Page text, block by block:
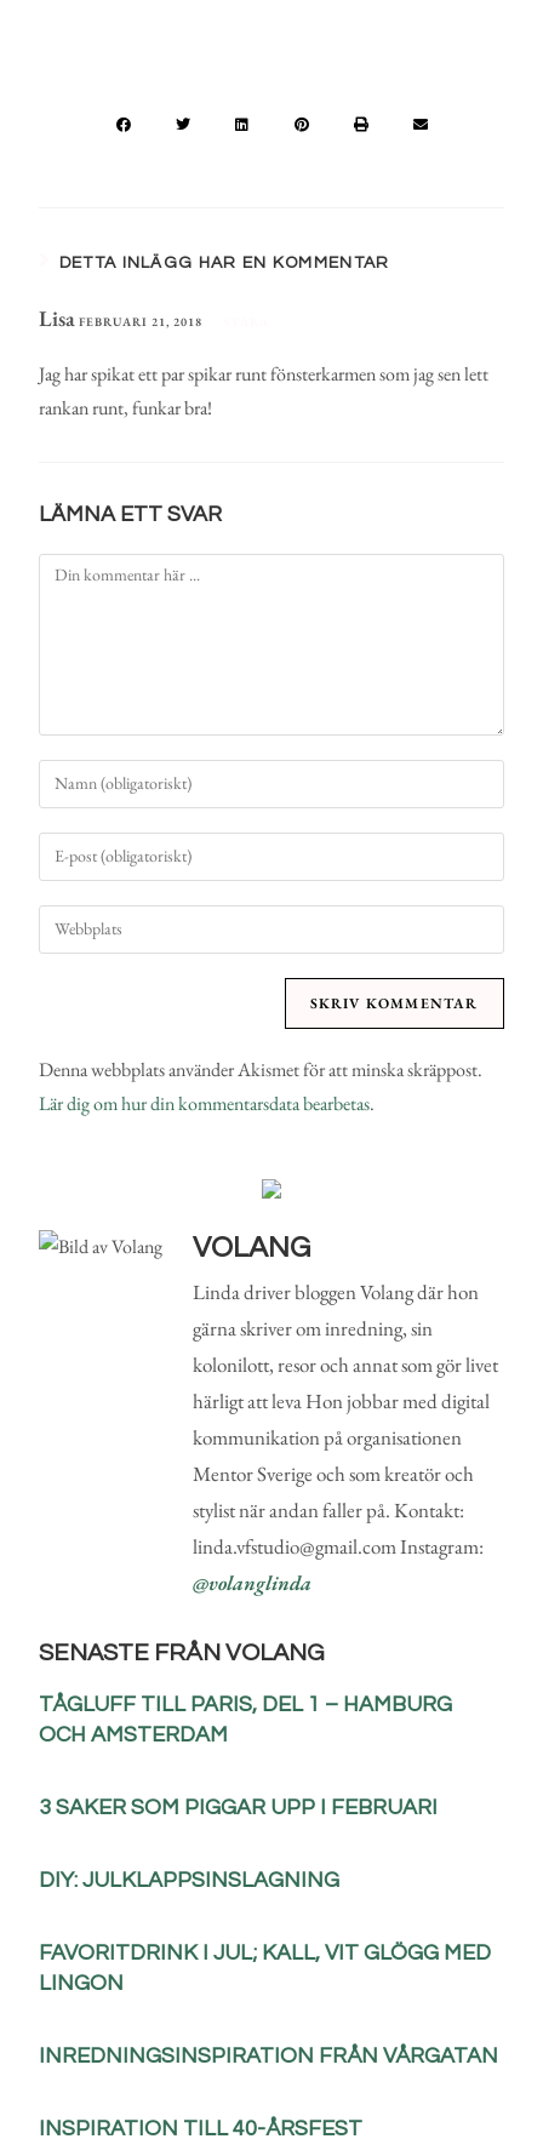
DETTA INLÄGG HAR EN KOMMENTAR
Lisa FEBRUARI 21, 2018
Jag har spikat ett par spikar runt fönsterkarmen som jag sen lett
rankan runt, funkar bra!
LÄMNA ETT SVAR
Denna webbplats använder Akismet för att minska skräppost.
Lär dig om hur din kommentarsdata bearbetas.
VOLANG
Linda driver bloggen Volang där hon
gärna skriver om inredning, sin
kolonilott, resor och annat som gör livet
härligt att leva Hon jobbar med digital
kommunikation på organisationen
Mentor Sverige och som kreatör och
stylist när andan faller på. Kontakt:
linda.vfstudio@gmail.com Instagram:
@volanglinda
SENASTE FRÅN VOLANG
TÅGLUFF TILL PARIS, DEL 1 – HAMBURG
OCH AMSTERDAM
3 SAKER SOM PIGGAR UPP I FEBRUARI
DIY: JULKLAPPSINSLAGNING
FAVORITDRINK I JUL; KALL, VIT GLÖGG MED
LINGON
INREDNINGSINSPIRATION FRÅN VÅRGATAN
INSPIRATION TILL 40-ÅRSFEST